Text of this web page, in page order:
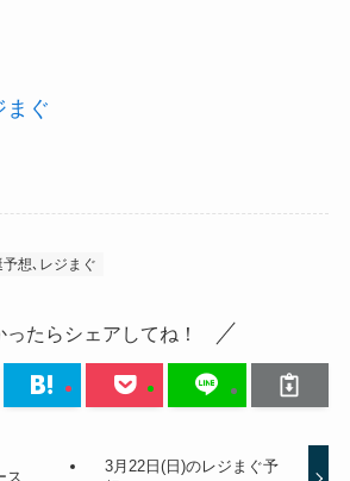
想､レジまぐ
ったらシェアしてね！
ス
3月22日(日)のレジまぐ予